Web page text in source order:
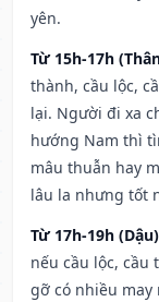
yên.
Từ 15h-17h
thành, cầu lộc,
lại. Người đi xa
hướng Nam thì
mâu thuẫn hay
lâu la nhưng tốt
Từ 17h-19h
nếu cầu lộc,
gỡ có nhiều may